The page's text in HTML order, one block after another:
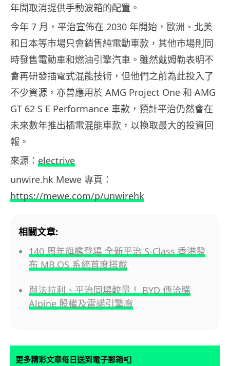
年間取消提供手動波箱的配置。
今年 7 月，平治宣佈在 2030 年開始，歐洲、北美
和日本等市場只會銷售純電動車款，其他市場則同
時發售電動車和燃油引擎汽車。雖然戴姆勒表明不
會再研發插電式混能技術，但他們之前為此投入了
不少資源，亦曾應用於 AMG Project One 和 AMG
GT 62 S E Performance 車款，預計平治仍然會在
未來數年推出插電混能車款，以換取最大的投資回
報。
來源： electrive
unwire.hk Mewe 專頁：
https://mewe.com/p/unwirehk
相關文章:
140 周年旗艦登場 全新平治 S-Class 香港發
布 MB.OS 系統首度搭載
與法拉利、平治同場較量！ BYD 傳洽購
Alpine 股權及雷諾引擎廠
更多精彩文章每日送到電子郵箱📮